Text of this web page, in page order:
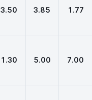
3.50 3.85 1.77
1.30 5.00 7.00